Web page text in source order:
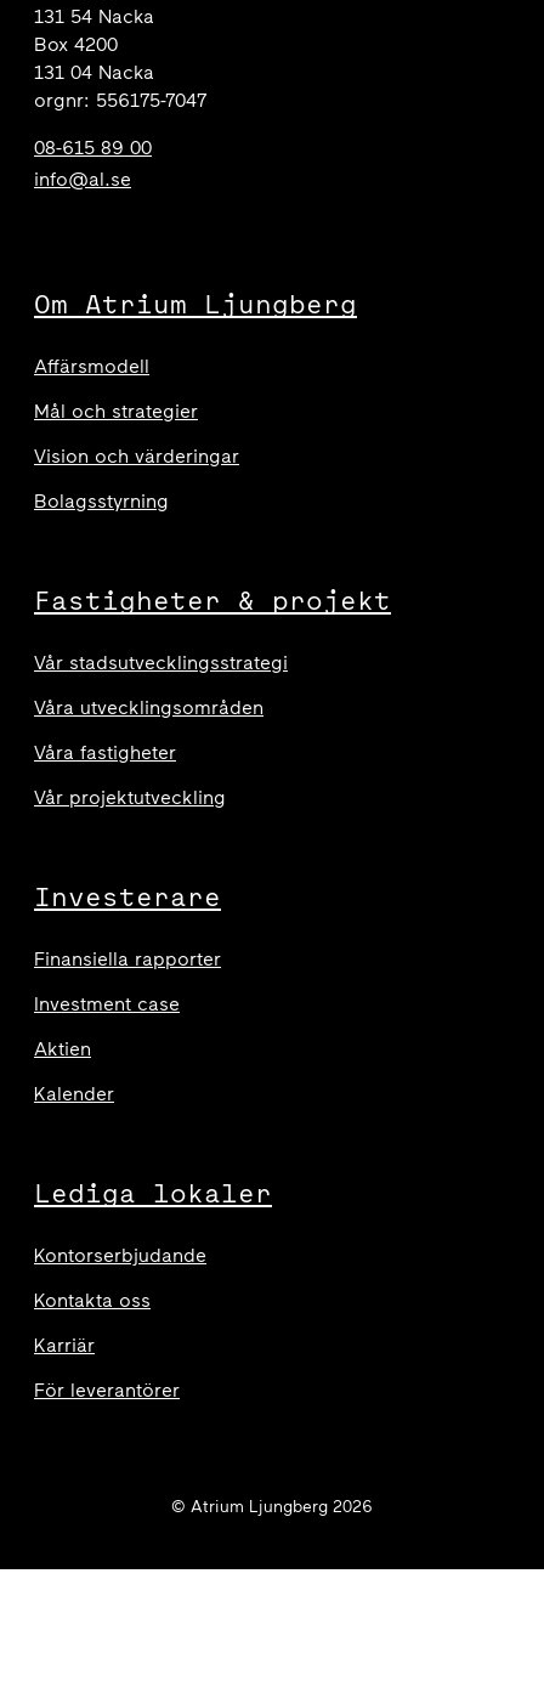
131 54 Nacka
Box 4200
131 04 Nacka
orgnr: 556175-7047
08-615 89 00
info@al.se
Om Atrium Ljungberg
Affärsmodell
Mål och strategier
Vision och värderingar
Bolagsstyrning
Fastigheter & projekt
Vår stadsutvecklingsstrategi
Våra utvecklingsområden
Våra fastigheter
Vår projektutveckling
Investerare
Finansiella rapporter
Investment case
Aktien
Kalender
Lediga lokaler
Kontorserbjudande
Kontakta oss
Karriär
För leverantörer
© Atrium Ljungberg 2026